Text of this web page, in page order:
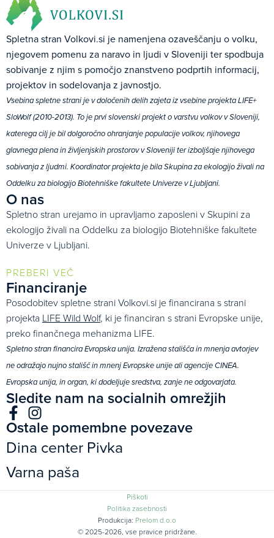
Spletna stran Volkovi.si je namenjena ozaveščanju o volku,
njegovem pomenu za naravo in ljudi v Sloveniji ter spodbuja
sobivanje z njim s pomočjo znanstveno podprtih informacij,
projektov in sodelovanja z javnostjo.
Vsebina spletne strani je v določenih delih zajeta iz vsebine projekta LIFE+
SloWolf (2010-2013). To je prvi slovenski projekt o varstvu volkov v Sloveniji,
katerega cilj je bil dolgoročno ohranjanje populacije volkov, njihovega
glavnega plena in življenjskih prostorov v Sloveniji ter izboljšaje njihovega
sobivanja z ljudmi. Koordinator projekta je bila Skupina za ekologijo živali na
Oddelku za biologijo Biotehniške fakultete Univerze v Ljubljani.
O nas
Spletno stran urejamo in upravljamo zaposleni v Skupini za
ekologijo živali na Oddelku za biologijo Biotehniške fakultete
Univerze v Ljubljani.
PREBERI VEČ
Financiranje
Posodobitev spletne strani Volkovi.si je financirana s strani
projekta LIFE Wild Wolf, ki je financiran s strani Evropske unije,
preko finančnega mehanizma LIFE.
Spletno stran financira Evropska unija. Izražena stališča in mnenja avtorjev
ne odražajo nujno stališč in mnenj Evropske unije ali agencije CINEA.
Evropska unija, in organ, ki dodeljuje sredstva, zanje ne odgovarjata.
Sledite nam na socialnih omrežjih
Ostale pomembne povezave
Dina center Pivka
Varna paša
© 2025-2026, vse pravice pridržane.
Produkcija: Prelom d.o.o
Politika zasebnosti
Piškoti